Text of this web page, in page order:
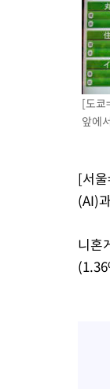
축구협회 "
[속보]'압수
'최고 37도'
[속보]뉴욕
[도쿄
앞에
[서
(AI)
니혼